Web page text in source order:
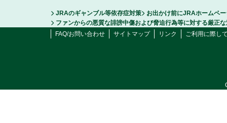
JRAのギャンブル等依存症対策
お出かけ前にJRAホームペ
ファンからの悪質な誹謗中傷および脅迫行為等に対する厳正
FAQ/お問い合わせ
サイトマップ リンク ご利用に際し